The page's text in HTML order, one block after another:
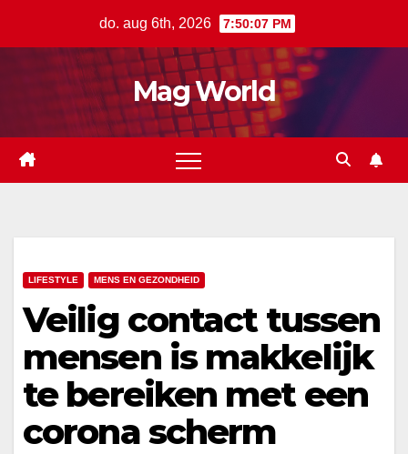
do. aug 6th, 2026 7:50:08 PM
Mag World
LIFESTYLE MENS EN GEZONDHEID
Veilig contact tussen
mensen is makkelijk
te bereiken met een
corona scherm